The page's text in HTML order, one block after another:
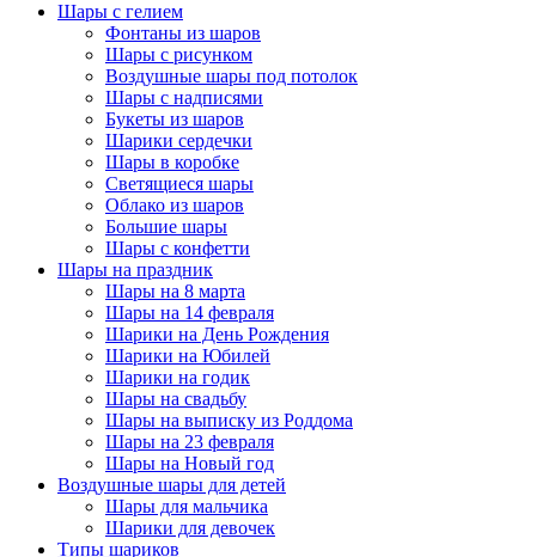
Шары с гелием
Фонтаны из шаров
Шары с рисунком
Воздушные шары под потолок
Шары с надписями
Букеты из шаров
Шарики сердечки
Шары в коробке
Светящиеся шары
Облако из шаров
Большие шары
Шары с конфетти
Шары на праздник
Шары на 8 марта
Шары на 14 февраля
Шарики на День Рождения
Шарики на Юбилей
Шарики на годик
Шары на свадьбу
Шары на выписку из Роддома
Шары на 23 февраля
Шары на Новый год
Воздушные шары для детей
Шары для мальчика
Шарики для девочек
Типы шариков